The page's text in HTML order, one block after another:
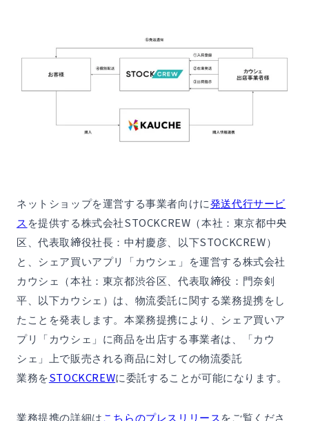
ネットショップを運営する事業者向けに発送代行サービ
ス を提供する株式会社STOCKCREW（本社：東京都中央
区、代表取締役社長：中村慶彦、以下STOCKCREW）
と、シェア買いアプリ「カウシェ」を運営する株式会社
カウシェ（本社：東京都渋谷区、代表取締役：門奈剣
平、以下カウシェ）は、物流委託に関する業務提携をし
たことを発表します。本業務提携により、シェア買いア
プリ「カウシェ」に商品を出店する事業者は、「カウ
シェ」上で販売される商品に対しての物流委託
業務をSTOCKCREWに委託することが可能になります。
業務提携の詳細はこちらのプレスリリースをご覧くださ